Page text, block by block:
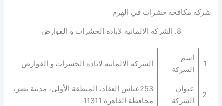
شركة مكافحة حشرات في الهرم
8. الشركه الالمانيه لاباده الحشرات و القوارض
1
اسم
الشركة
الشركه الالمانيه لاباده الحشرات و القوارض
2
عنوان
الشركة
253عباس العقاد، المنطقة الأولى، مدينة نصر،
محافظة القاهرة‬ 11311